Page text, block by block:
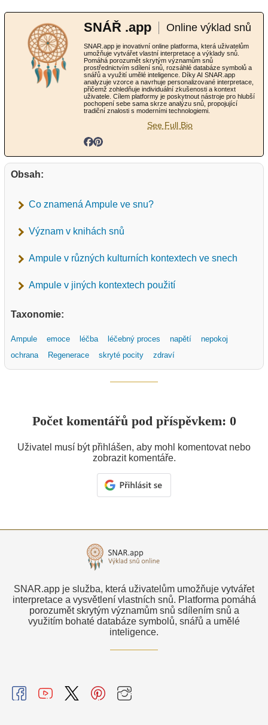
SNÁŘ .app Online výklad snů
SNAR.app je inovativní online platforma, která uživatelům
umožňuje vytvářet vlastní interpretace a výklady snů.
Pomáhá porozumět skrytým významům snů
prostřednictvím sdílení snů, rozsáhlé databáze symbolů a
snářů a využití umělé inteligence. Díky AI SNAR.app
analyzuje vzorce a navrhuje personalizované interpretace,
přičemž zohledňuje individuální zkušenosti a kontext
uživatele. Cílem platformy je poskytnout nástroje pro hlubší
pochopení sebe sama skrze analýzu snů, propojující
tradiční znalosti s moderními technologiemi.
See Full Bio
Obsah:
Co znamená Ampule ve snu?
Význam v knihách snů
Ampule v různých kulturních kontextech ve snech
Ampule v jiných kontextech použití
Taxonomie:
Ampule emoce léčba léčebný proces napětí
nepokoj
ochrana
Regenerace skryté pocity zdraví
Počet komentářů pod příspěvkem: 0
Uživatel musí být přihlášen, aby mohl komentovat nebo
zobrazit komentáře.
SNAR.app je služba, která uživatelům umožňuje vytvářet
interpretace a vysvětlení vlastních snů. Platforma pomáhá
porozumět skrytým významům snů sdílením snů a
využitím bohaté databáze symbolů, snářů a umělé
inteligence.